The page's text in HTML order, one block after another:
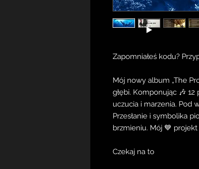
Zapomniałeś kodu?
Mój nowy album „The
głębi. Komponując 🎶
uczucia i marzenia. Pod
Przesłanie i symbolika
brzmieniu. Mój 💙 projekt
Czekaj na to